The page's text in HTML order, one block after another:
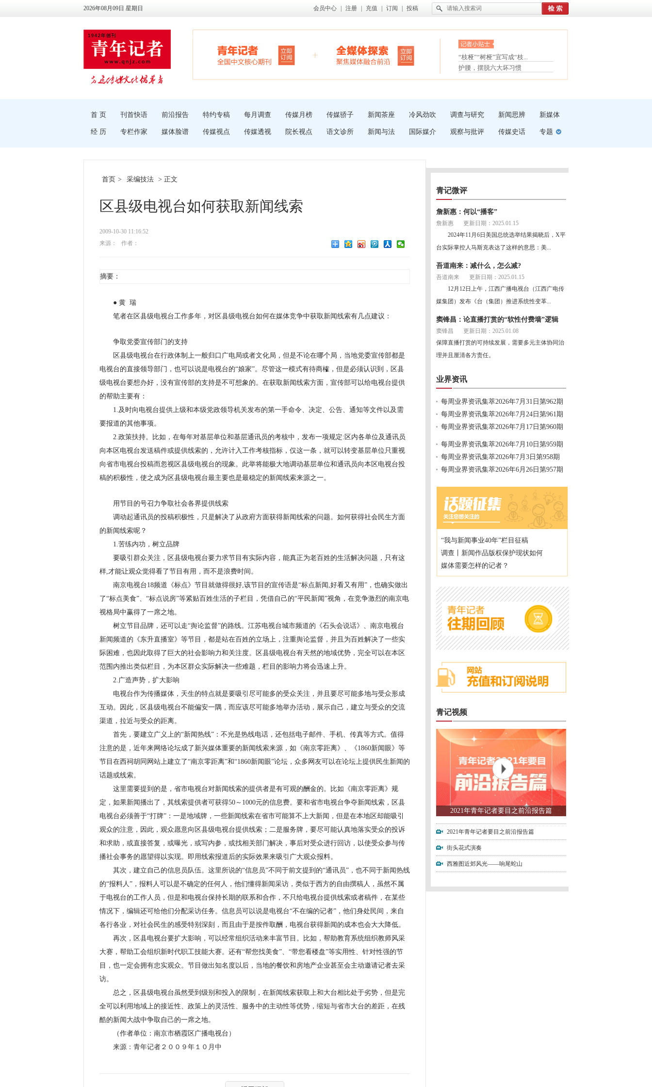
2026年08月09日 星期日 会员中心 注册 充值 订阅 投稿
眼白变红或是结膜下出血
“枝桠”“树桠”宜写成“枝...
夏天缓解疲劳有三招
护腰，摆脱六大坏习惯
受伤了冰敷还是热敷
首 页 刊首快语 前沿报告 特约专稿 每月调查 传媒月榜 传媒骄子 新闻茶座 冷风劲吹 调查与研究 新闻思辨 新媒体
经 历 专栏作家 媒体脸谱 传媒视点 传媒透视 院长视点 语文诊所 新闻与法 国际媒介 观察与批评 传媒史话 专题
首页 > 采编技法 > 正文
区县级电视台如何获取新闻线索
2009-10-30 11:16:52
来源：
作者：
摘要：
● 黄 瑞
笔者在区县级电视台工作多年，对区县级电视台如何在媒体竞争中获取新闻线索有几点建议：
争取党委宣传部门的支持
区县级电视台在行政体制上一般归口广电局或者文化局，但是不论在哪个局，当地党委宣传部都是
电视台的直接领导部门，也可以说是电视台的“娘家”。尽管这一模式有待商榷，但是必须认识到，区县
级电视台要想办好，没有宣传部的支持是不可想象的。在获取新闻线索方面，宣传部可以给电视台提供
的帮助主要有：
1.及时向电视台提供上级和本级党政领导机关发布的第一手命令、决定、公告、通知等文件以及需
要报道的其他事项。
2.政策扶持。比如，在每年对基层单位和基层通讯员的考核中，发布一项规定:区内各单位及通讯员
向本区电视台发送稿件或提供线索的，允许计入工作考核指标，仅这一条，就可以转变基层单位只重视
向省市电视台投稿而忽视区县级电视台的现象。此举将能极大地调动基层单位和通讯员向本区电视台投
稿的积极性，使之成为区县级电视台最主要也是最稳定的新闻线索来源之一。
用节目的号召力争取社会各界提供线索
调动起通讯员的投稿积极性，只是解决了从政府方面获得新闻线索的问题。如何获得社会民生方面
的新闻线索呢？
1.苦练内功，树立品牌
要吸引群众关注，区县级电视台要力求节目有实际内容，能真正为老百姓的生活解决问题，只有这
样,才能让观众觉得看了节目有用，而不是浪费时间。
南京电视台18频道《标点》节目就做得很好,该节目的宣传语是“标点新闻,好看又有用”，也确实做出
了“标点美食”、“标点说房”等紧贴百姓生活的子栏目，凭借自己的“平民新闻”视角，在竞争激烈的南京电
视格局中赢得了一席之地。
树立节目品牌，还可以走“舆论监督”的路线。江苏电视台城市频道的《石头会说话》、南京电视台
新闻频道的《东升直播室》等节目，都是站在百姓的立场上，注重舆论监督，并且为百姓解决了一些实
际困难，也因此取得了巨大的社会影响力和关注度。区县级电视台有天然的地域优势，完全可以在本区
范围内推出类似栏目，为本区群众实际解决一些难题，栏目的影响力将会迅速上升。
2.广造声势，扩大影响
电视台作为传播媒体，天生的特点就是要吸引尽可能多的受众关注，并且要尽可能多地与受众形成
互动。因此，区县级电视台不能偏安一隅，而应该尽可能多地举办活动，展示自己，建立与受众的交流
渠道，拉近与受众的距离。
首先，要建立广义上的“新闻热线”：不光是热线电话，还包括电子邮件、手机、传真等方式。值得
注意的是，近年来网络论坛成了新兴媒体重要的新闻线索来源，如《南京零距离》、《1860新闻眼》等
节目在西祠胡同网站上建立了“南京零距离”和“1860新闻眼”论坛，众多网友可以在论坛上提供民生新闻的
话题或线索。
这里需要提到的是，省市电视台对新闻线索的提供者是有可观的酬金的。比如《南京零距离》规
定，如果新闻播出了，其线索提供者可获得50～1000元的信息费。要和省市电视台争夺新闻线索，区县
电视台必须善于“打牌”：一是地域牌，一些新闻线索在省市可能算不上大新闻，但是在本地区却能吸引
观众的注意，因此，观众愿意向区县级电视台提供线索；二是服务牌，要尽可能认真地落实受众的投诉
和求助，或直接答复，或曝光，或写内参，或找相关部门解决，事后对受众进行回访，以使受众参与传
播社会事务的愿望得以实现。即用线索报道后的实际效果来吸引广大观众报料。
其次，建立自己的信息员队伍。这里所说的“信息员”不同于前文提到的“通讯员”，也不同于新闻热线
的“报料人”，报料人可以是不确定的任何人，他们懂得新闻采访，类似于西方的自由撰稿人，虽然不属
于电视台的工作人员，但是和电视台保持长期的联系和合作，不只给电视台提供线索或者稿件，在某些
情况下，编辑还可给他们分配采访任务。信息员可以说是电视台“不在编的记者”，他们身处民间，来自
各行各业，对社会民生的感受特别深刻，而且由于是按件取酬，电视台获得新闻的成本也会大大降低。
再次，区县电视台要扩大影响，可以经常组织活动来丰富节目。比如，帮助教育系统组织教师风采
大赛，帮助工会组织新时代职工技能大赛。还有“帮您找美食”、“带您看楼盘”等实用性、针对性强的节
目，也一定会拥有忠实观众。节目做出知名度以后，当地的餐饮和房地产企业甚至会主动邀请记者去采
访。
总之，区县级电视台虽然受到级别和投入的限制，在新闻线索获取上和大台相比处于劣势，但是完
全可以利用地域上的接近性、政策上的灵活性、服务中的主动性等优势，缩短与省市大台的差距，在残
酷的新闻大战中争取自己的一席之地。
（作者单位：南京市栖霞区广播电视台）
来源：青年记者２００９年１０月中
青记微评
詹新惠：何以“播客”
詹新惠
更新日期：2025.01.15
2024年11月6日美国总统选举结果揭晓后，X平
台实际掌控人马斯克表达了这样的意思：美...
吾道南来：减什么，怎么减?
吾道南来
更新日期：2025.01.15
12月12日上午，江西广播电视台（江西广电传
媒集团）发布《台（集团）推进系统性变革...
窦锋昌：论直播打赏的“软性付费墙”逻辑
窦锋昌
更新日期：2025.01.08
保障直播打赏的可持续发展，需要多元主体协同治
理并且厘清各方责任。
业界资讯
每周业界资讯集萃2026年7月31日第962期
每周业界资讯集萃2026年7月24日第961期
每周业界资讯集萃2026年7月17日第960期
每周业界资讯集萃2026年7月10日第959期
每周业界资讯集萃2026年7月3日第958期
每周业界资讯集萃2026年6月26日第957期
“我与新闻事业40年”栏目征稿
调查丨新闻作品版权保护现状如何
媒体需要怎样的记者？
青记视频
2021年青年记者要目之前沿报告篇
2021年青年记者要目之前沿报告篇
街头花式演奏
西雅图近郊风光——响尾蛇山